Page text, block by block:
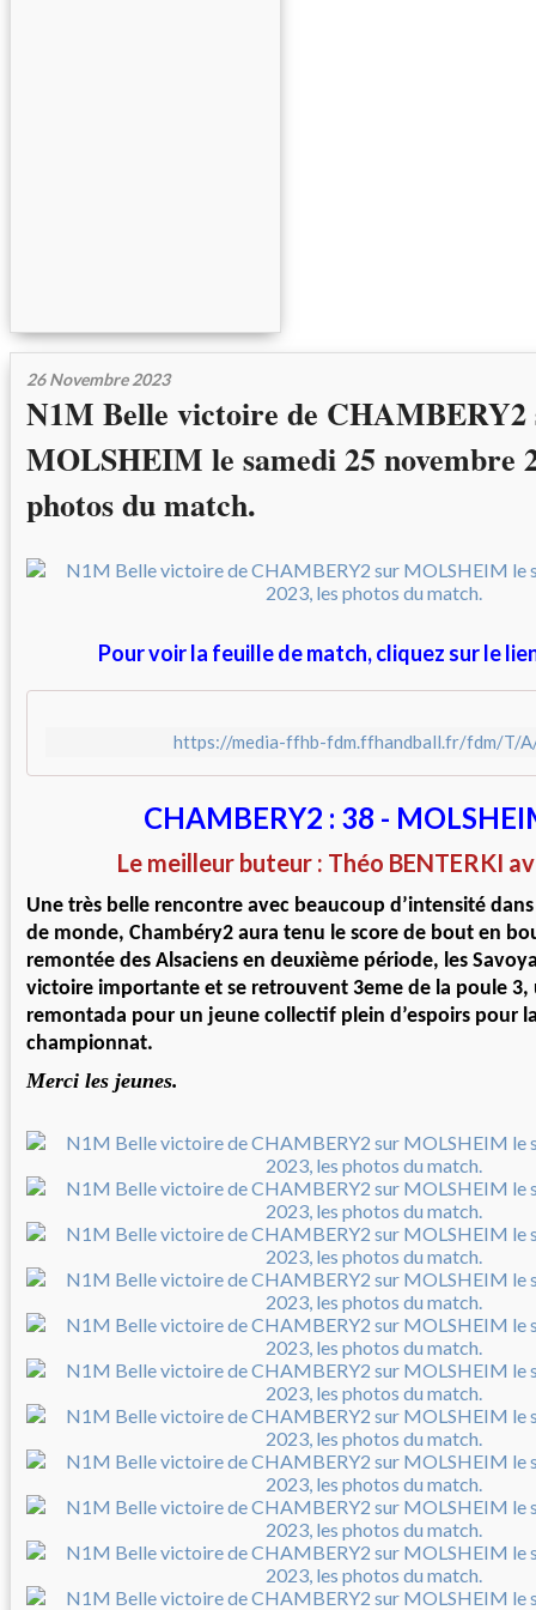
26 Novembre 2023
N1M Belle victoire de CHAMBERY2
MOLSHEIM le samedi 25 novembre
photos du match.
Pour voir la feuille de match, cliquez sur le
https://media-ffhb-fdm.ffhandball.fr/fdm/T/
CHAMBERY2 : 38 -
Le meilleur buteur : Théo BENTERKI
Une très belle rencontre avec beaucoup d’intensité
de monde, Chambéry2 aura tenu le score de bout en
remontée des Alsaciens en deuxième période, les
victoire importante et se retrouvent 3eme de la poule 3,
remontada pour un jeune collectif plein d’espoirs pour
championnat.
Merci les jeunes.